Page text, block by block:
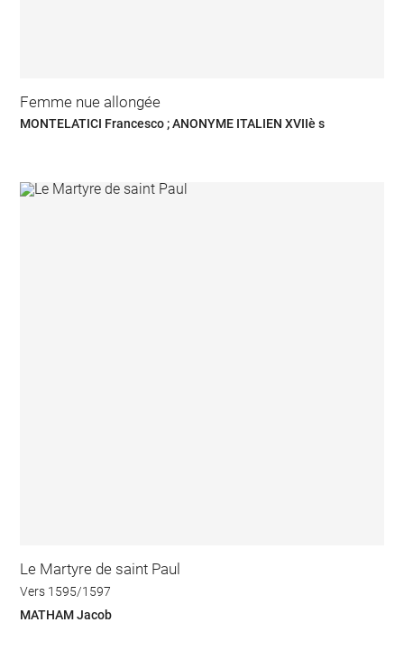
Femme nue allongée
MONTELATICI Francesco ; ANONYME ITALIEN XVIIè s
Le Martyre de saint Paul
Vers 1595/1597
MATHAM Jacob